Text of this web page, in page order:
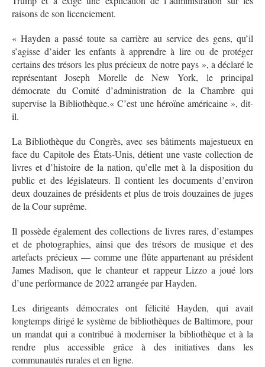
raisons de son licenciement.
« Hayden a passé toute sa carrière au service des gens, qu’il
s’agisse d’aider les enfants à apprendre à lire ou de protéger
certains des trésors les plus précieux de notre pays », a déclaré le
représentant Joseph Morelle de New York, le principal
démocrate du Comité d’administration de la Chambre qui
supervise la Bibliothèque.« C’est une héroïne américaine », dit-
il.
La Bibliothèque du Congrès, avec ses bâtiments majestueux en
face du Capitole des États-Unis, détient une vaste collection de
livres et d’histoire de la nation, qu’elle met à la disposition du
public et des législateurs. Il contient les documents d’environ
deux douzaines de présidents et plus de trois douzaines de juges
de la Cour suprême.
Il possède également des collections de livres rares, d’estampes
et de photographies, ainsi que des trésors de musique et des
artefacts précieux — comme une flûte appartenant au président
James Madison, que le chanteur et rappeur Lizzo a joué lors
d’une performance de 2022 arrangée par Hayden.
Les dirigeants démocrates ont félicité Hayden, qui avait
longtemps dirigé le système de bibliothèques de Baltimore, pour
un mandat qui a contribué à moderniser la bibliothèque et à la
rendre plus accessible grâce à des initiatives dans les
communautés rurales et en ligne.